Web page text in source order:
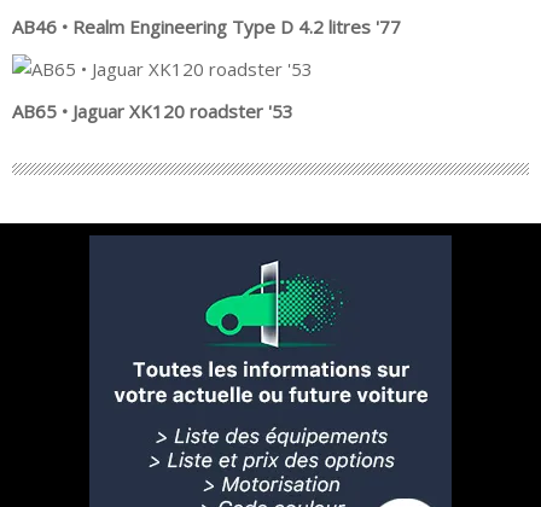
AB46 • Realm Engineering Type D 4.2 litres '77
AB65 • Jaguar XK120 roadster '53